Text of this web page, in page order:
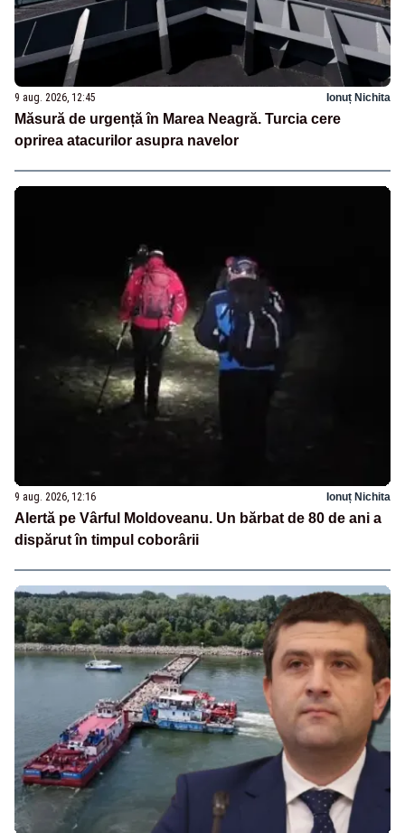
9 aug. 2026, 12:45 Ionuț Nichita
Măsură de urgență în Marea Neagră. Turcia cere
oprirea atacurilor asupra navelor
9 aug. 2026, 12:16 Ionuț Nichita
Alertă pe Vârful Moldoveanu. Un bărbat de 80 de ani a
dispărut în timpul coborârii